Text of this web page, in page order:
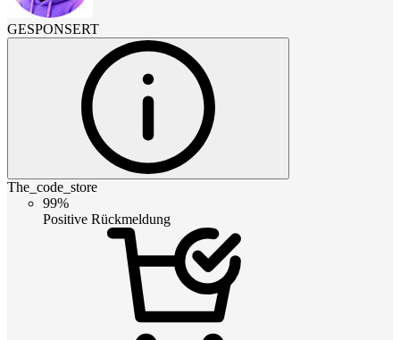
GESPONSERT
The_code_store
99%
Positive Rückmeldung